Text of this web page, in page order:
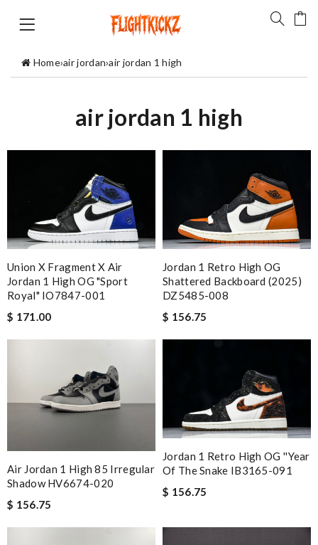
Home›air jordan›air jordan 1 high
air jordan 1 high
Union X Fragment X Air
Jordan 1 High OG "Sport
Royal" IO7847-001
$ 171.00
Jordan 1 Retro High OG
Shattered Backboard (2025)
DZ5485-008
$ 156.75
Air Jordan 1 High 85 Irregular
Shadow HV6674-020
$ 156.75
Jordan 1 Retro High OG ''Year
Of The Snake IB3165-091
$ 156.75